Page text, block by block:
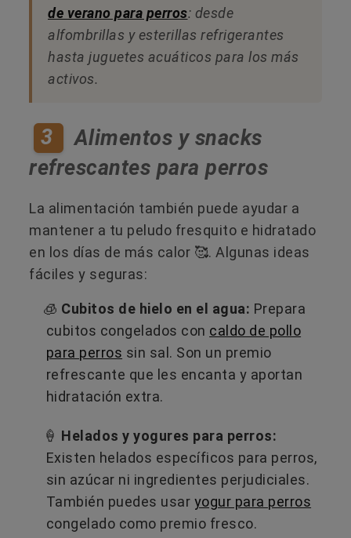
de verano para perros: desde
alfombrillas y esterillas refrigerantes
hasta juguetes acuáticos para los más
activos.
3
Alimentos y snacks
refrescantes para perros
La alimentación también puede ayudar a
mantener a tu peludo fresquito e hidratado
en los días de más calor 🥰. Algunas ideas
fáciles y seguras:
🧊 Cubitos de hielo en el agua: Prepara
cubitos congelados con caldo de pollo
para perros sin sal. Son un premio
refrescante que les encanta y aportan
hidratación extra.
🍦 Helados y yogures para perros:
Existen helados específicos para perros,
sin azúcar ni ingredientes perjudiciales.
También puedes usar yogur para perros
congelado como premio fresco.